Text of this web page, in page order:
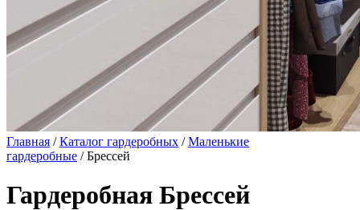
Главная /Каталог гардеробных /Маленькие
гардеробные / Брессей
Гардеробная Брессей